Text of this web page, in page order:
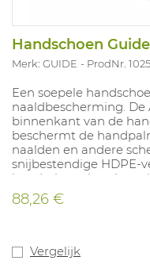
Handschoen
Merk: GUIDE ProdNr.
Een soepele
naaldbescherming.
binnenkant van de
beschermt de
naalden en andere
snijbestendige HDPE-
handschoen
388. Vloeistofdicht
knokkels en daardoor
88,26 €
Vergelijk